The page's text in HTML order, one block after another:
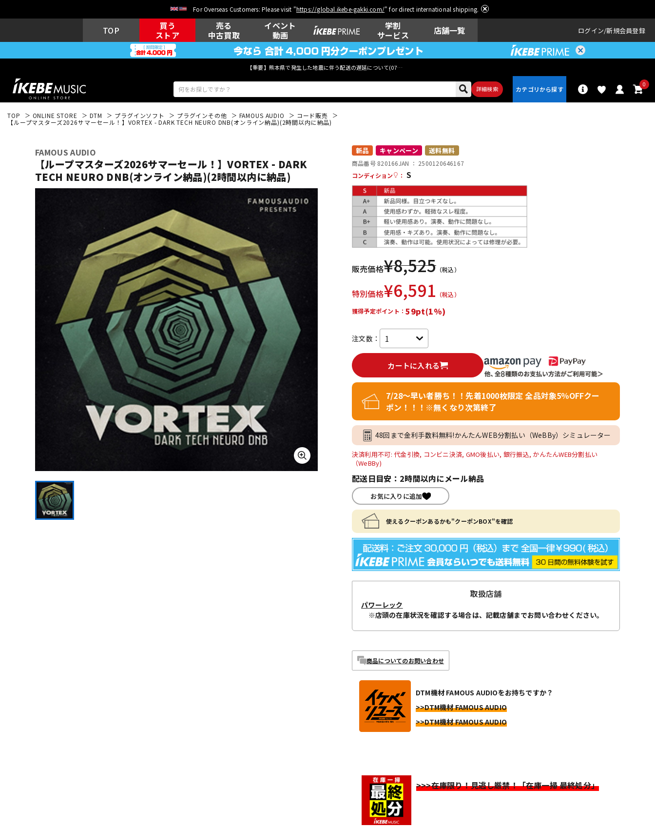
For Overseas Customers: Please visit "https://global.ikebe-gakki.com/" for direct international shipping.
TOP
買う
ストア
売る
中古買取
イベント
動画
学割
サービス
店舗一覧 ログイン 新規会員登録
【重要】熊本県で発生した地震に伴う配送の遅延について(07月29日
詳細検索
0
キーボード 電子ピアノ 管楽器 その他楽器 アンプ
DTM DTM オンラ レコーディン
グ機器
配信/ライブ
機器
中古 ヴィンテージ
TOP ONLINE STORE DTM プラグインソフト プラグインその他 FAMOUS AUDIO
コード販売
【ループマスターズ2026サマーセール！】VORTEX - DARK TECH NEURO DNB(オンライン納品)(2時間以内に納品)
FAMOUS AUDIO
【ループマスターズ2026サマーセール！】VORTEX - DARK
TECH NEURO DNB(オンライン納品)(2時間以内に納品)
新品 キャンペーン 送料無料
商品番号 820166JAN ： 2500120646167
コンディション
： S
販売価格¥8,525 （税込）
特別価格¥6,591 （税込）
獲得予定ポイント： 59pt(1%)
注文数：
カートに入れる
7/28～早い者勝ち！！先着1000枚限定 全品対象5％OFFクー
ポン！！！※無くなり次第終了
48回まで金利手数料無料!かんたんWEB分割払い（WeBBy）シミュレーター
決済利用不可: 代金引換, コンビニ決済, GMO後払い, 銀行振込, かんたんWEB分割払い
（WeBBy)
配送日目安：2時間以内にメール納品
お気に入りに追加
使えるクーポンあるかも"クーポンBOX"を確認
取扱店舗
パワーレック
※店頭の在庫状況を確認する場合は、記載店舗までお問い合わせください。
商品についてのお問い合わせ
DTM機材 FAMOUS AUDIOをお持ちですか？
>>DTM機材 FAMOUS AUDIO
>>DTM機材 FAMOUS AUDIO
>>>在庫限り！見逃し厳禁！「在庫一掃 最終処分」